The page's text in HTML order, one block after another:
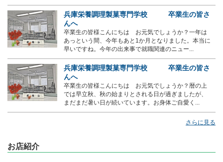
兵庫栄養調理製菓専門学校 卒業生の皆さ
んへ
卒業生の皆様こんにちは お元気でしょうか？一年は
あっという間、今年もあと1か月となりました。本当に
早いですね。今年の出来事で就職関連のニュー...
兵庫栄養調理製菓専門学校 卒業生の皆さ
んへ
卒業生の皆様こんにちは お元気でしょうか？暦の上
では早立秋、秋の始まりとされる日が過ぎましたが、
まだまだ暑い日が続いています。お身体ご自愛く...
さらに見る
お店紹介